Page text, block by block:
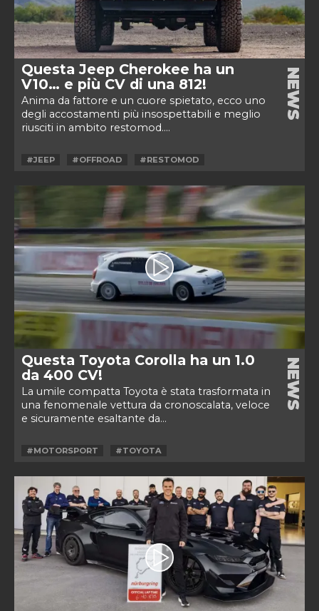
Questa Jeep Cherokee ha un
V10… e più CV di una 812!
Anima da fattore e un cuore spietato, ecco uno
degli accostamenti più insospettabili e meglio
riusciti in ambito restomod....
NEWS
#JEEP #OFFROAD #RESTOMOD
Questa Toyota Corolla ha un 1.0
da 400 CV!
La umile compatta Toyota è stata trasformata in
una fenomenale vettura da cronoscalata, veloce
e sicuramente esaltante da...
NEWS
#MOTORSPORT #TOYOTA